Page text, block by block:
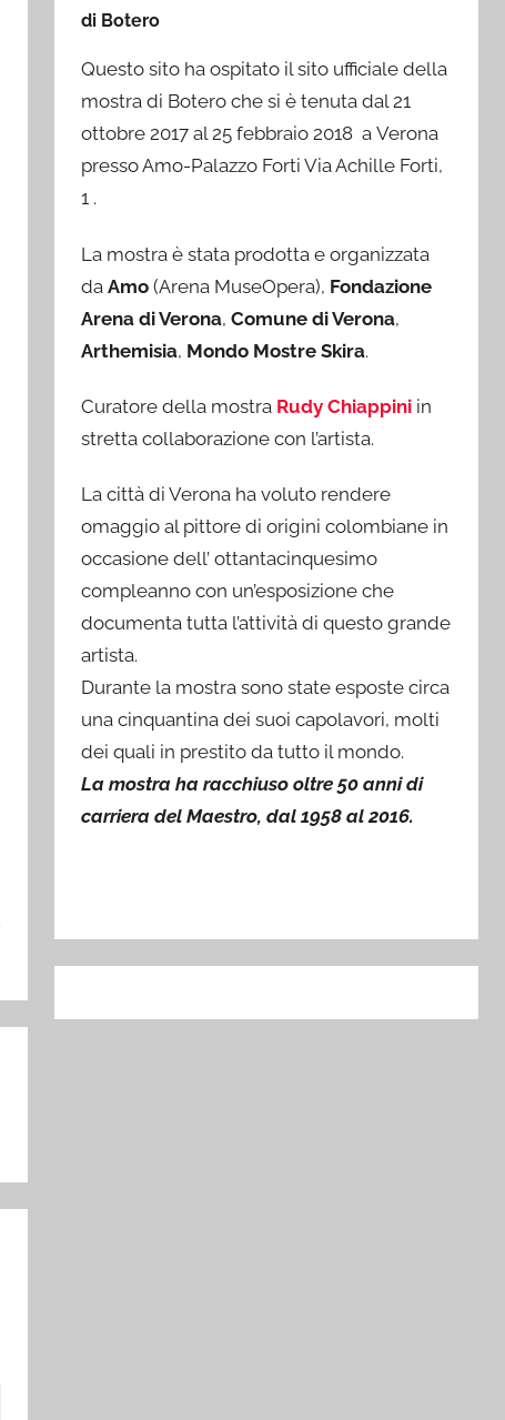
di Botero
Questo sito ha ospitato il sito ufficiale della
mostra di Botero che si è tenuta dal 21
ottobre 2017 al 25 febbraio 2018 a Verona
presso Amo-Palazzo Forti Via Achille Forti,
1 .
La mostra è stata prodotta e organizzata
daAmo (Arena MuseOpera), Fondazione
Arena di Verona,Comune di Verona,
Arthemisia, Mondo Mostre Skira.
Curatore della mostra Rudy Chiappini in
stretta collaborazione con l’artista.
La città di Verona ha voluto rendere
omaggio al pittore di origini colombiane in
occasione dell’ ottantacinquesimo
compleanno con un’esposizione che
documenta tutta l’attività di questo grande
artista.
Durante la mostra sono state esposte circa
una cinquantina dei suoi capolavori, molti
dei quali in prestito da tutto il mondo.
La mostra ha racchiuso oltre 50 anni di
carriera del Maestro, dal 1958 al 2016.